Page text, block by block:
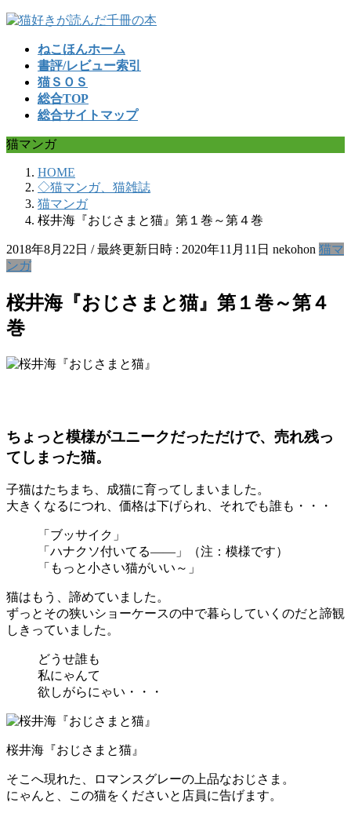
コ
キ
ッ
ナ
に
移
ねこほんホーム
書評/レビュー索引
猫ＳＯＳ
総合TOP
総合サイトマップ
猫マンガ
HOME
◇猫マンガ、猫雑誌
猫マンガ
桜井海『おじさまと猫』第１巻～第４巻
2018年8月22日 / 最終更新日時 : 2020年11月11日 nekohon 猫マ
ンガ
桜井海『おじさまと猫』第１巻～第４
巻
ちょっと模様がユニークだっただけで、売れ残っ
てしまった猫。
子猫はたちまち、成猫に育ってしまいました。
大きくなるにつれ、価格は下げられ、それでも誰も・・・
「ブッサイク」
「ハナクソ付いてる――」（注：模様です）
「もっと小さい猫がいい～」
猫はもう、諦めていました。
ずっとその狭いショーケースの中で暮らしていくのだと諦観
しきっていました。
どうせ誰も
私にゃんて
欲しがらにゃい・・・
桜井海『おじさまと猫』
そこへ現れた、ロマンスグレーの上品なおじさま。
にゃんと、この猫をくださいと店員に告げます。